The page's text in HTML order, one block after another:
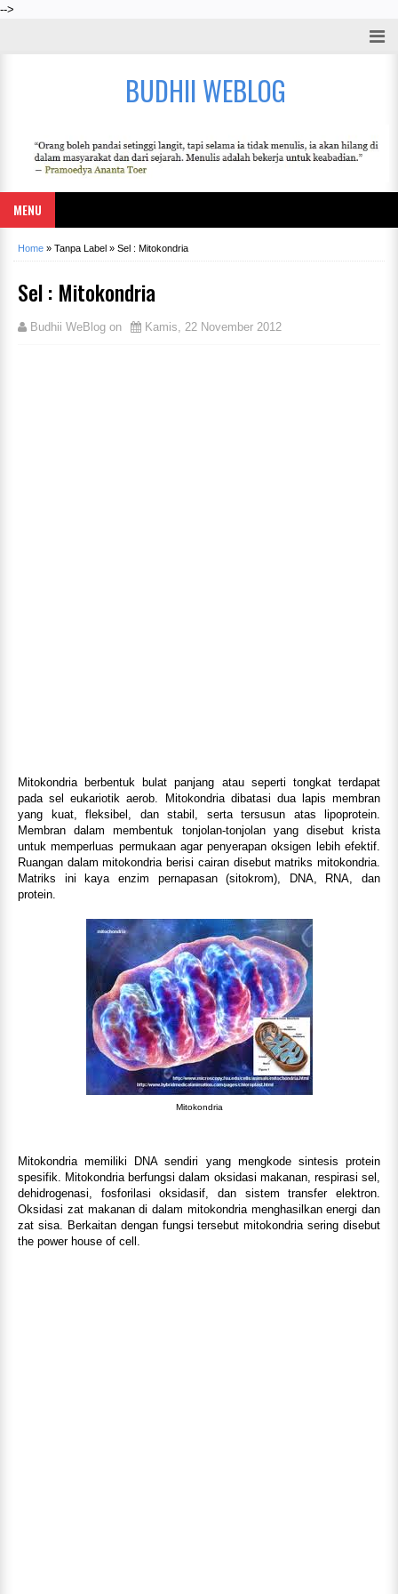
-->
BUDHII WEBLOG
MENU
Home » Tanpa Label » Sel : Mitokondria
Sel : Mitokondria
Budhii WeBlog on Kamis, 22 November 2012
Mitokondria berbentuk bulat panjang atau seperti tongkat terdapat
pada sel eukariotik aerob. Mitokondria dibatasi dua lapis membran
yang kuat, fleksibel, dan stabil, serta tersusun atas lipoprotein.
Membran dalam membentuk tonjolan-tonjolan yang disebut krista
untuk memperluas permukaan agar penyerapan oksigen lebih efektif.
Ruangan dalam mitokondria berisi cairan disebut matriks mitokondria.
Matriks ini kaya enzim pernapasan (sitokrom), DNA, RNA, dan
protein.
Mitokondria
Mitokondria memiliki DNA sendiri yang mengkode sintesis protein
spesifik. Mitokondria berfungsi dalam oksidasi makanan, respirasi sel,
dehidrogenasi, fosforilasi oksidasif, dan sistem transfer elektron.
Oksidasi zat makanan di dalam mitokondria menghasilkan energi dan
zat sisa. Berkaitan dengan fungsi tersebut mitokondria sering disebut
the power house of cell.